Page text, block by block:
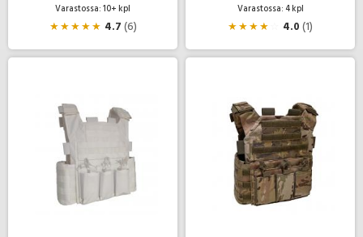
Varastossa: 10+ kpl
★★★★★ 4.7(6)
Varastossa: 4 kpl
★★★★ 4.0(1)